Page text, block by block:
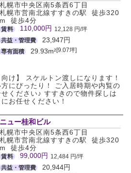
札幌市中央区南5条西6丁目
札幌市営南北線すすきの駅 徒歩320
m 徒歩4分
賃料 110,000円 12,128 円/坪
共益・管理費
23,947円
専有面積 29.93m²[9.07坪]
け】 スケルトン渡しになります！
にぴったり！ ご入居時期や内覧の
ください♪ すすきので物件探しは
お任せください！
ニュー桂和ビル
札幌市中央区南5条西6丁目
札幌市営南北線すすきの駅 徒歩320
m 徒歩4分
賃料 99,000円 12,484 円/坪
共益・管理費
20,944円